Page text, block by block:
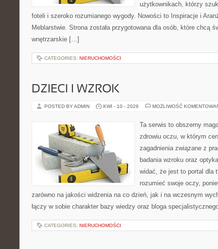
użytkownikach, którzy
foteli i szeroko rozumianego wygody. Nowości to Inspiracje i
Meblarstwie. Strona została przygotowana dla osób, które chcą
wnętrzarskie […]
CATEGORIES: NIERUCHOMOŚCI
DZIECI I WZROK
POSTED BY ADMIN KWI - 10 - 2026 MOŻLIWOŚĆ
Ta serwis to obszerny
zdrowiu oczu, w którym
zagadnienia związane z
badania wzroku oraz
widać, że jest to portal dla
rozumieć swoje oczy,
zarówno na jakości widzenia na co dzień, jak i na wczesnym
łączy w sobie charakter bazy wiedzy oraz bloga
CATEGORIES: NIERUCHOMOŚCI